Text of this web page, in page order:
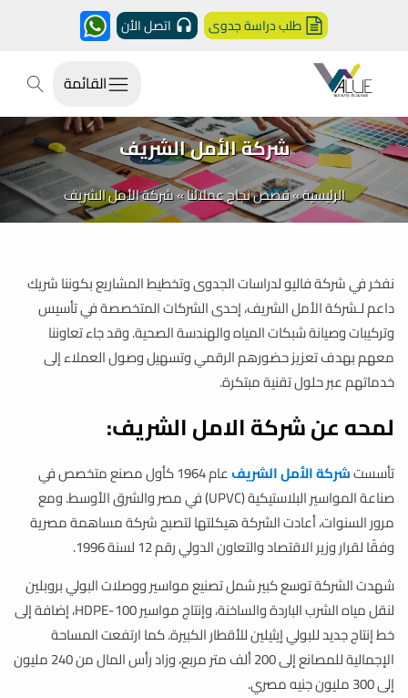
طلب دراسة جدوى اتصل الأن
القائمة
شركة الأمل الشريف
الرئيسية»قصص نجاح عملائنا»شركة الأمل الشريف
نفخر في شركة فاليو لدراسات الجدوى وتخطيط المشاريع بكوننا شريك
داعم لـشركة الأمل الشريف، إحدى الشركات المتخصصة في تأسيس
وتركيبات وصيانة شبكات المياه والهندسة الصحية. وقد جاء تعاوننا
معهم بهدف تعزيز حضورهم الرقمي وتسهيل وصول العملاء إلى
خدماتهم عبر حلول تقنية مبتكرة.
لمحه عن شركة الامل الشريف:
تأسستشركة الأمل الشريف
عام 1964 كأول مصنع متخصص في
صناعة المواسير البلاستيكية (UPVC) في مصر والشرق الأوسط. ومع
مرور السنوات، أعادت الشركة هيكلتها لتصبح شركة مساهمة مصرية
وفقًا لقرار وزير الاقتصاد والتعاون الدولي رقم 12 لسنة 1996.
شهدت الشركة توسع كبير شمل تصنيع مواسير ووصلات البولي بروبلين
لنقل مياه الشرب الباردة والساخنة، وإنتاج مواسير HDPE-100، إضافة إلى
خط إنتاج جديد للبولي إيثيلين للأقطار الكبيرة. كما ارتفعت المساحة
الإجمالية للمصانع إلى 200 ألف متر مربع، وزاد رأس المال من 240 مليون
إلى 300 مليون جنيه مصري.